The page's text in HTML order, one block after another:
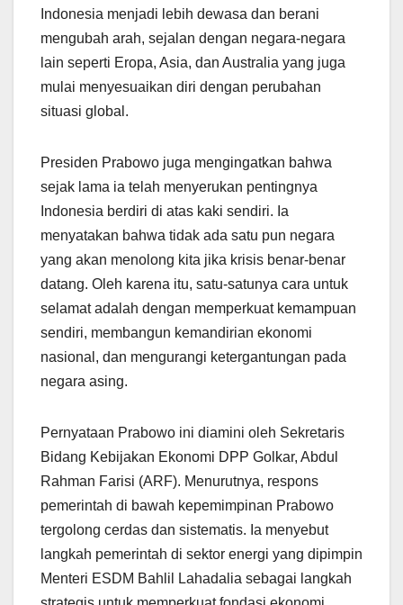
Indonesia menjadi lebih dewasa dan berani
mengubah arah, sejalan dengan negara-negara
lain seperti Eropa, Asia, dan Australia yang juga
mulai menyesuaikan diri dengan perubahan
situasi global.
Presiden Prabowo juga mengingatkan bahwa
sejak lama ia telah menyerukan pentingnya
Indonesia berdiri di atas kaki sendiri. Ia
menyatakan bahwa tidak ada satu pun negara
yang akan menolong kita jika krisis benar-benar
datang. Oleh karena itu, satu-satunya cara untuk
selamat adalah dengan memperkuat kemampuan
sendiri, membangun kemandirian ekonomi
nasional, dan mengurangi ketergantungan pada
negara asing.
Pernyataan Prabowo ini diamini oleh Sekretaris
Bidang Kebijakan Ekonomi DPP Golkar, Abdul
Rahman Farisi (ARF). Menurutnya, respons
pemerintah di bawah kepemimpinan Prabowo
tergolong cerdas dan sistematis. Ia menyebut
langkah pemerintah di sektor energi yang dipimpin
Menteri ESDM Bahlil Lahadalia sebagai langkah